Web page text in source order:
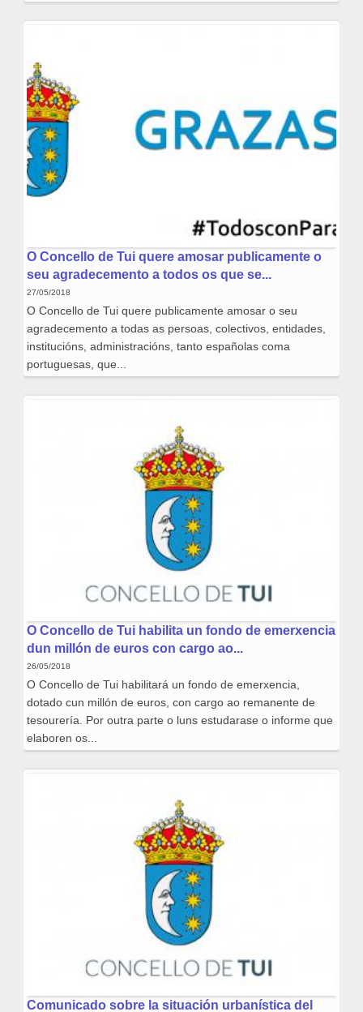
O Concello de Tui quere amosar publicamente o
seu agradecemento a todos os que se...
27/05/2018
O Concello de Tui quere publicamente amosar o seu
agradecemento a todas as persoas, colectivos, entidades,
institucións, administracións, tanto españolas coma
portuguesas, que...
O Concello de Tui habilita un fondo de emerxencia
dun millón de euros con cargo ao...
26/05/2018
O Concello de Tui habilitará un fondo de emerxencia,
dotado cun millón de euros, con cargo ao remanente de
tesourería. Por outra parte o luns estudarase o informe que
elaboren os...
Comunicado sobre la situación urbanística del